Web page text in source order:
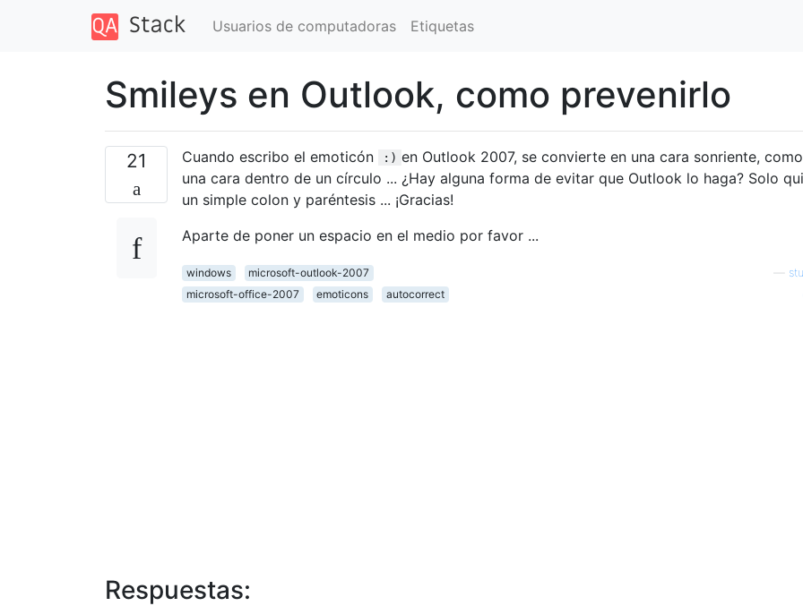
Usuarios de computadoras Etiquetas
Smileys en Outlook, como prevenirlo
21 Cuando escribo el emoticón :) en Outlook 2007, se convierte en una cara sonriente,
una cara dentro de un círculo ... ¿Hay alguna forma de evitar que Outlook lo haga? Solo
un simple colon y paréntesis ... ¡Gracias!
Aparte de poner un espacio en el medio por favor ...
windows
microsoft-outlook-2007
microsoft-office-2007
emoticons autocorrect
Respuestas: